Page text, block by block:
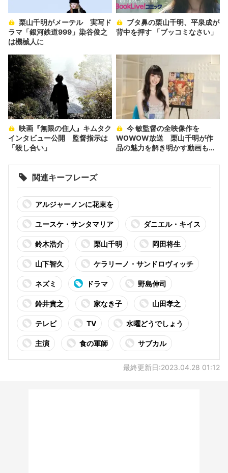
ラマ「銀河鉄道999」染谷俊之
は機械人に
背中を押す 「ブッコミなさい」
インタビュー公開 監督指示は
「殺し合い」
WOWOW放送 栗山千明が作
品の魅力を解き明かす動画も配
関連キーフレーズ
アルジャーノンに花束を
ユースケ・サンタマリア ダニエル・キイス
鈴木浩介 栗山千明 岡田将生
山下智久 ケラリーノ・サンドロヴィッチ
ネズミ ドラマ 野島伸司
鈴井貴之 家なき子 山田孝之
テレビ TV 水曜どうでしょう
主演 食の軍師 サブカル
最終更新日:2023.04.28 01:12